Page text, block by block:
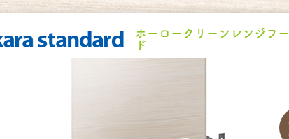
ホーロークリーンレンジフー
ド